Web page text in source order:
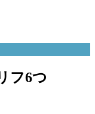
フ6つ